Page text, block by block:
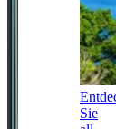
Sie